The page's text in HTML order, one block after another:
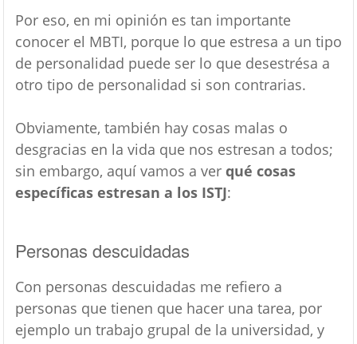
Por eso, en mi opinión es tan importante
conocer el MBTI, porque lo que estresa a un tipo
de personalidad puede ser lo que desestrésa a
otro tipo de personalidad si son contrarias.
Obviamente, también hay cosas malas o
desgracias en la vida que nos estresan a todos;
sin embargo, aquí vamos a ver qué cosas
específicas estresan a los ISTJ:
Personas descuidadas
Con personas descuidadas me refiero a
personas que tienen que hacer una tarea, por
ejemplo un trabajo grupal de la universidad, y